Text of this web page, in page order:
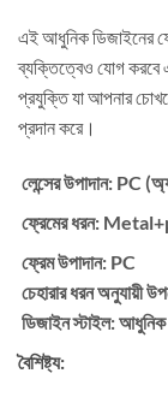
এই আধুনিক ডিজাইনের
ব্যক্তিত্বেও যোগ
প্রযুক্তি যা আপনার
প্রদান করে।
লেন্সের উপাদান: PC
ফ্রেমের ধরন:
ফ্রেম উপাদান: PC
চেহারার ধরন অনুযায়ী
ডিজাইন স্টাইল:
বৈশিষ্ট্য: